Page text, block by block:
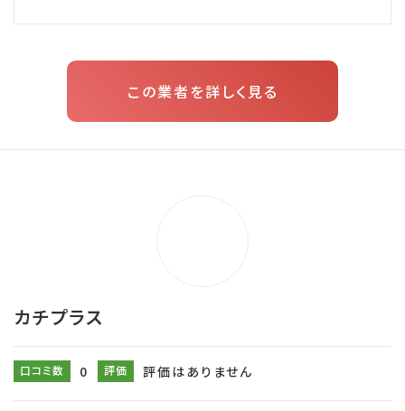
この業者を詳しく見る
カチプラス
口コミ数 0 評価 評価はありません